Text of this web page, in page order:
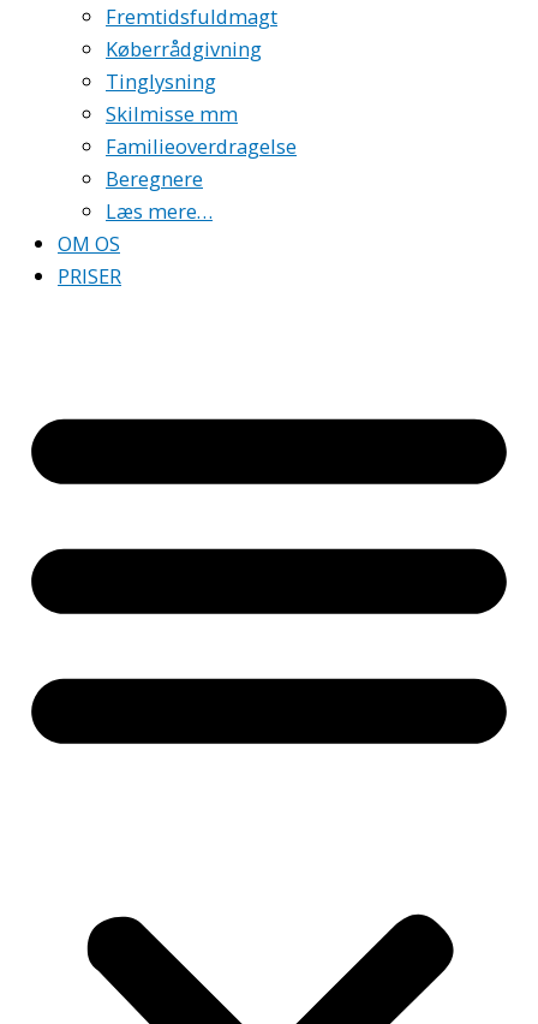
Fremtidsfuldmagt
Køberrådgivning
Tinglysning
Skilmisse mm
Familieoverdragelse
Beregnere
Læs mere…
OM OS
PRISER